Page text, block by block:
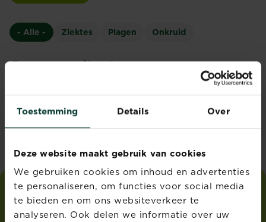
Toestemming Details Over
Deze website maakt gebruik van cookies
We gebruiken cookies om inhoud en advertenties
te personaliseren, om functies voor social media
te bieden en om ons websiteverkeer te
analyseren. Ook delen we informatie over uw
- Alle - Ziektes Plagen Onkruid
Geen resultaat
Sorry, we kunnen niet vinden wat je zoekt. Probeer
een andere mogelijkheid.
Bekijk alle ziektes
ilovemy garden